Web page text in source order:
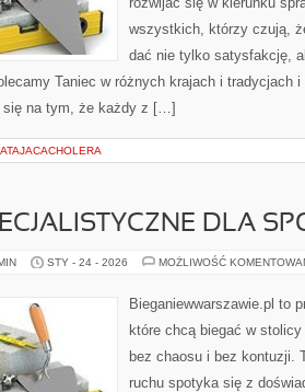
wszystkich, którzy czują,
dać nie tylko satysfakcję,
Taniec w różnych krajach i tradycjach
się na tym, że każdy z […]
DLA
STY - 24 - 2026 MOŻLIWOŚĆ
Bieganiewwarszawie.pl to
które chcą biegać w
bez chaosu i bez kontuzji.
ruchu spotyka się z